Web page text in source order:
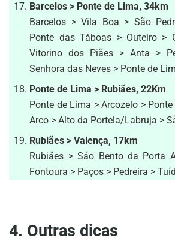
Barcelos > Ponte de Lima, 34km
Barcelos > Vila Boa > São
Ponte das Táboas > Outeiro >
Vitorino dos Piães > Anta >
Senhora das Neves > Ponte de
Ponte de Lima > Rubiães, 22Km
Ponte de Lima > Arcozelo >
Arco > Alto da Portela/Labruja >
Rubiães > Valença, 17km
Rubiães > São Bento da Porta
Fontoura > Paços > Pedreira >
4. Outras dicas